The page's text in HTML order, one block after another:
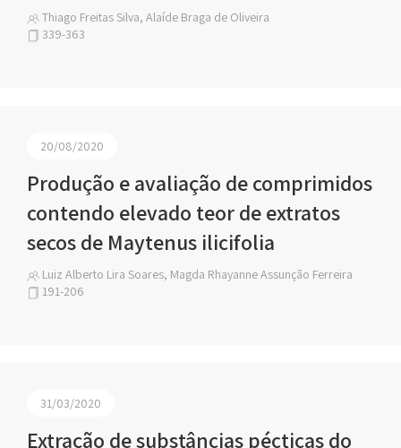
Thiago Freitas Silva, Alaíde Braga de Oliveira
339-363
20/08/2020
Produção e avaliação de comprimidos
contendo elevado teor de extratos
secos de Maytenus ilicifolia
Luiz Alberto Lira Soares, Magda Rhayanne Assunção Ferreira
191-206
31/03/2020
Extração de substâncias pécticas do